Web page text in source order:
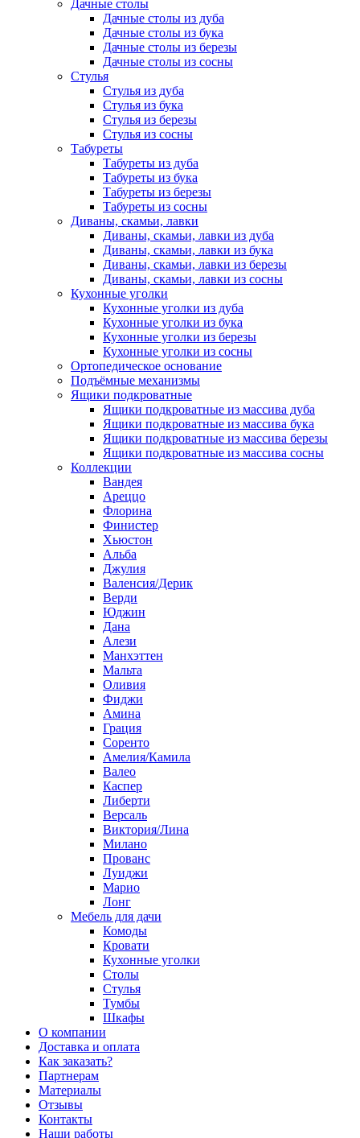
Дачные столы
Дачные столы из дуба
Дачные столы из бука
Дачные столы из березы
Дачные столы из сосны
Стулья
Стулья из дуба
Стулья из бука
Стулья из березы
Стулья из сосны
Табуреты
Табуреты из дуба
Табуреты из бука
Табуреты из березы
Табуреты из сосны
Диваны, скамьи, лавки
Диваны, скамьи, лавки из дуба
Диваны, скамьи, лавки из бука
Диваны, скамьи, лавки из березы
Диваны, скамьи, лавки из сосны
Кухонные уголки
Кухонные уголки из дуба
Кухонные уголки из бука
Кухонные уголки из березы
Кухонные уголки из сосны
Ортопедическое основание
Подъёмные механизмы
Ящики подкроватные
Ящики подкроватные из массива дуба
Ящики подкроватные из массива бука
Ящики подкроватные из массива березы
Ящики подкроватные из массива сосны
Коллекции
Вандея
Ареццо
Флорина
Финистер
Хьюстон
Альба
Джулия
Валенсия/Дерик
Верди
Юджин
Дана
Алези
Манхэттен
Мальта
Оливия
Фиджи
Амина
Грация
Соренто
Амелия/Камила
Валео
Каспер
Либерти
Версаль
Виктория/Лина
Милано
Прованс
Луиджи
Марио
Лонг
Мебель для дачи
Комоды
Кровати
Кухонные уголки
Столы
Стулья
Тумбы
Шкафы
О компании
Доставка и оплата
Как заказать?
Партнерам
Материалы
Отзывы
Контакты
Наши работы